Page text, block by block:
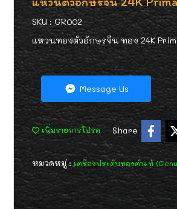
SKU : GR002
แหวนทองตัวอักษรจีน ทอง 24K
Message Us
เพิ่มรายการโปรด Share
หมวดหมู่ :เครื่องประดับทองคำแท้